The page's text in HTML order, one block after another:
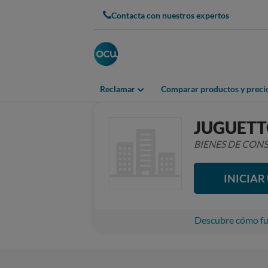
Contacta con nuestros expertos
Reclamar Comparar productos y
BIENES DE
INICIAR
Descubre cómo